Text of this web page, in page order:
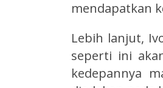
mendapatkan
Lebih lanjut,
seperti ini
kedepannya